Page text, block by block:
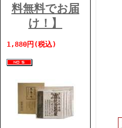
料無料でお届
け！】
1,880円(税込)